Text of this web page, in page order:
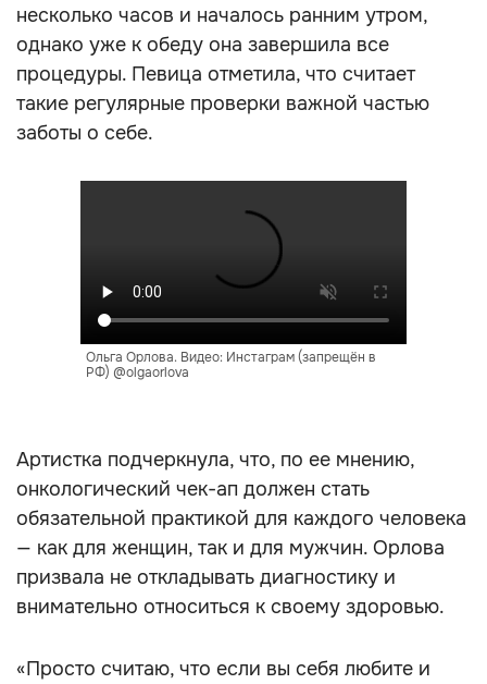
несколько часов и началось ранним утром,
однако уже к обеду она завершила все
процедуры. Певица отметила, что считает
такие регулярные проверки важной частью
заботы о себе.
Ольга Орлова. Видео: Инстаграм (запрещён в
РФ) @olgaorlova
Артистка подчеркнула, что, по ее мнению,
онкологический чек-ап должен стать
обязательной практикой для каждого человека
— как для женщин, так и для мужчин. Орлова
призвала не откладывать диагностику и
внимательно относиться к своему здоровью.
«Просто считаю, что если вы себя любите и